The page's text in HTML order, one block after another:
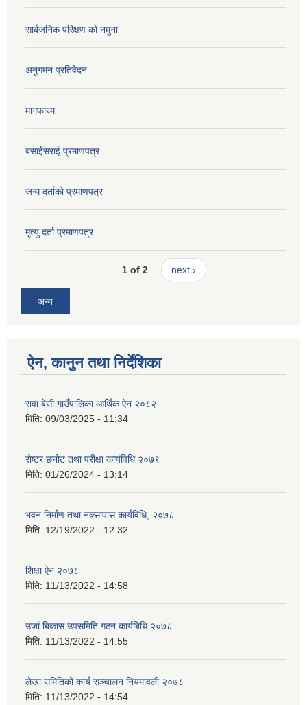
सार्बजनिक परिक्षण को नमुना
अनुगमन प्रतिवेदन
मागफारम
बसाईसराई प्रमाणपत्र
जन्म दर्ताको प्रमाणपत्र
मृत्यु दर्ता प्रमाणपत्र
1 of 2 next ›
अन्य
ऐन, कानुन तथा निर्देशिका
रावा बेसी गाउँपालिका आर्थिक ऐन २०८२
मिति: 09/03/2025 - 11:34
रोष्टर छनोट तथा परीक्षा कार्यविधि २०७९
मिति: 01/26/2024 - 13:14
भवन निर्माण तथा नक्सापास कार्यविधि, २०७८
मिति: 12/19/2022 - 12:32
शिक्षा ऐन २०७८
मिति: 11/13/2022 - 14:58
उर्जा बिकास उपसमिति गठन कार्यबिधि २०७८
मिति: 11/13/2022 - 14:55
लेखा समितिको कार्य सञ्चालन नियमावली २०७८
मिति: 11/13/2022 - 14:54